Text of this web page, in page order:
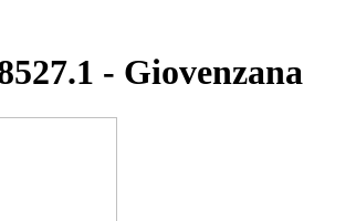
- Giovenzana